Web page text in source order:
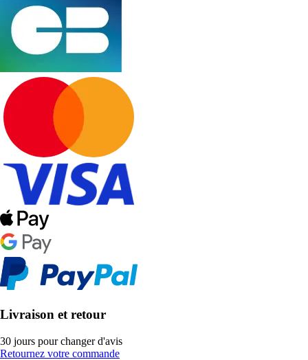
Livraison et retour
30 jours pour changer d'avis
Retournez votre commande